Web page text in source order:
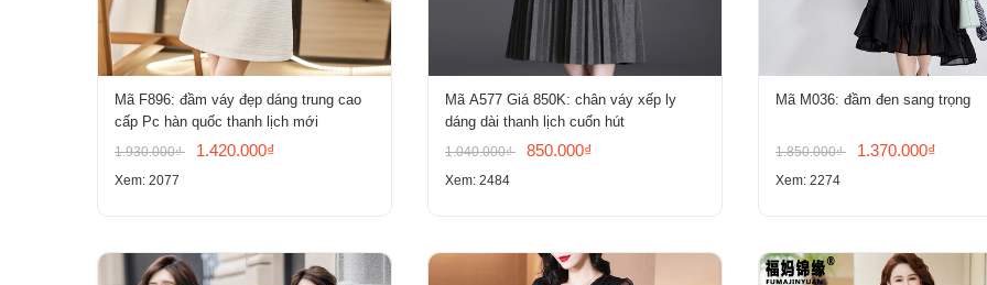
Mã F896: đầm váy đẹp dáng trung cao
cấp Pc hàn quốc thanh lịch mới
1.930.000₫ 1.420.000₫
Xem: 2077
Mã A577 Giá 850K: chân váy xếp ly
dáng dài thanh lịch cuốn hút
1.040.000₫ 850.000₫
Xem: 2484
Mã M036: đầm đen sang trọng
1.850.000₫ 1.370.000₫
Xem: 2274